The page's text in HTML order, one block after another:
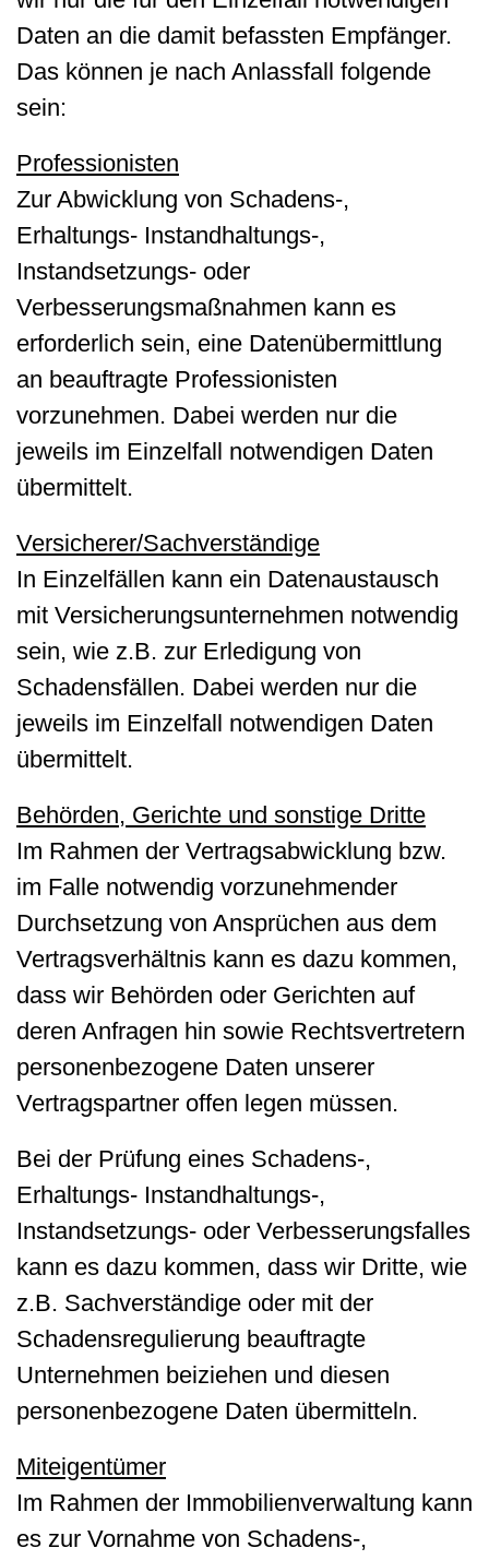
Daten an die damit befassten Empfänger.
Das können je nach Anlassfall folgende
sein:
Professionisten
Zur Abwicklung von Schadens-,
Erhaltungs- Instandhaltungs-,
Instandsetzungs- oder
Verbesserungsmaßnahmen kann es
erforderlich sein, eine Datenübermittlung
an beauftragte Professionisten
vorzunehmen. Dabei werden nur die
jeweils im Einzelfall notwendigen Daten
übermittelt.
Versicherer/Sachverständige
In Einzelfällen kann ein Datenaustausch
mit Versicherungsunternehmen notwendig
sein, wie z.B. zur Erledigung von
Schadensfällen. Dabei werden nur die
jeweils im Einzelfall notwendigen Daten
übermittelt.
Behörden, Gerichte und sonstige Dritte
Im Rahmen der Vertragsabwicklung bzw.
im Falle notwendig vorzunehmender
Durchsetzung von Ansprüchen aus dem
Vertragsverhältnis kann es dazu kommen,
dass wir Behörden oder Gerichten auf
deren Anfragen hin sowie Rechtsvertretern
personenbezogene Daten unserer
Vertragspartner offen legen müssen.
Bei der Prüfung eines Schadens-,
Erhaltungs- Instandhaltungs-,
Instandsetzungs- oder Verbesserungsfalles
kann es dazu kommen, dass wir Dritte, wie
z.B. Sachverständige oder mit der
Schadensregulierung beauftragte
Unternehmen beiziehen und diesen
personenbezogene Daten übermitteln.
Miteigentümer
Im Rahmen der Immobilienverwaltung kann
es zur Vornahme von Schadens-,